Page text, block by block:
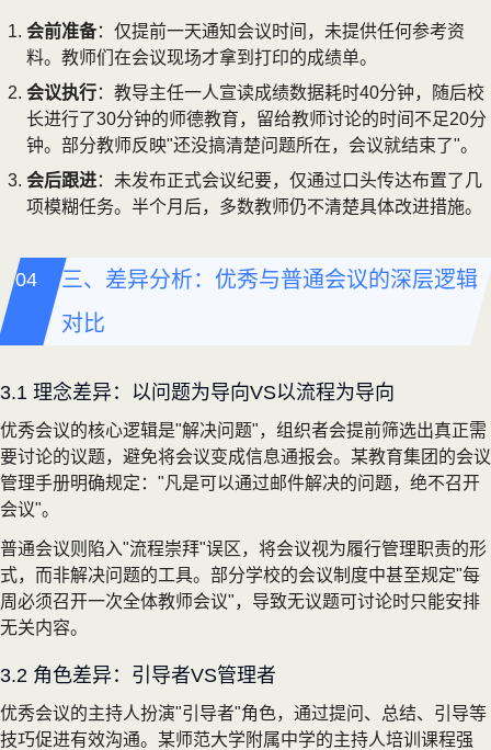
会前准备：仅提前一天通知会议时间，未提供任何参考资
料。教师们在会议现场才拿到打印的成绩单。
会议执行：教导主任一人宣读成绩数据耗时40分钟，随后校
长进行了30分钟的师德教育，留给教师讨论的时间不足20分
钟。部分教师反映"还没搞清楚问题所在，会议就结束了"。
会后跟进：未发布正式会议纪要，仅通过口头传达布置了几
项模糊任务。半个月后，多数教师仍不清楚具体改进措施。
三、差异分析：优秀与普通会议的深层逻辑
对比
3.1 理念差异：以问题为导向VS以流程为导向
优秀会议的核心逻辑是"解决问题"，组织者会提前筛选出真正需
要讨论的议题，避免将会议变成信息通报会。某教育集团的会议
管理手册明确规定："凡是可以通过邮件解决的问题，绝不召开
会议"。
普通会议则陷入"流程崇拜"误区，将会议视为履行管理职责的形
式，而非解决问题的工具。部分学校的会议制度中甚至规定"每
周必须召开一次全体教师会议"，导致无议题可讨论时只能安排
无关内容。
3.2 角色差异：引导者VS管理者
优秀会议的主持人扮演"引导者"角色，通过提问、总结、引导等
技巧促进有效沟通。某师范大学附属中学的主持人培训课程强